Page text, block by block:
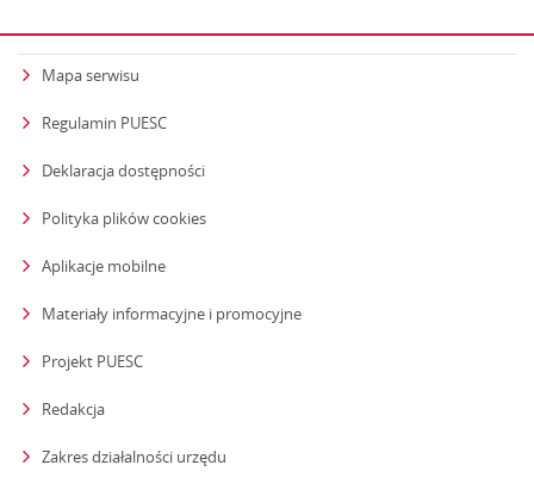
Mapa serwisu
Regulamin PUESC
Deklaracja dostępności
Polityka plików cookies
Aplikacje mobilne
Materiały informacyjne i promocyjne
Projekt PUESC
Redakcja
Zakres działalności urzędu